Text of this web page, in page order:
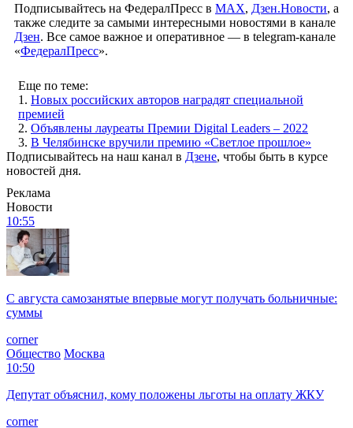
Подписывайтесь на ФедералПресс в МАХ, Дзен.Новости, а
также следите за самыми интересными новостями в канале
Дзен. Все самое важное и оперативное — в telegram-канале
«ФедералПресс».
Еще по теме:
1. Новых российских авторов наградят специальной
премией
2. Объявлены лауреаты Премии Digital Leaders – 2022
3. В Челябинске вручили премию «Светлое прошлое»
Подписывайтесь на наш канал в Дзене, чтобы быть в курсе
новостей дня.
Реклама
Новости
10:55
С августа самозанятые впервые могут получать больничные:
суммы
corner
Общество Москва
10:50
Депутат объяснил, кому положены льготы на оплату ЖКУ
corner